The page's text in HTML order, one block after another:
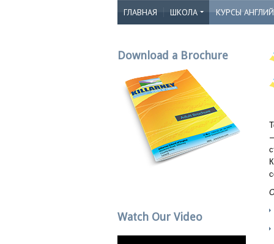
ГЛАВНАЯ ШКОЛА КУРСЫ
Download a Brochure
Watch Our Video